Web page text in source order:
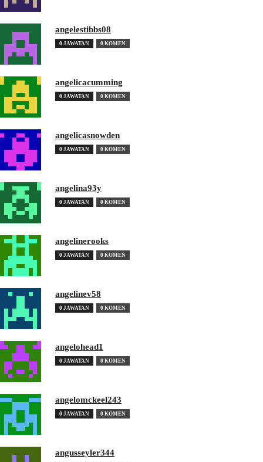
angelestibbs08
0 JAWATAN 0 KOMEN
angelicacumming
0 JAWATAN 0 KOMEN
angelicasnowden
0 JAWATAN 0 KOMEN
angelina93y
0 JAWATAN 0 KOMEN
angelinerooks
0 JAWATAN 0 KOMEN
angelinev58
0 JAWATAN 0 KOMEN
angelohead1
0 JAWATAN 0 KOMEN
angelomckeel243
0 JAWATAN 0 KOMEN
angusseyler344